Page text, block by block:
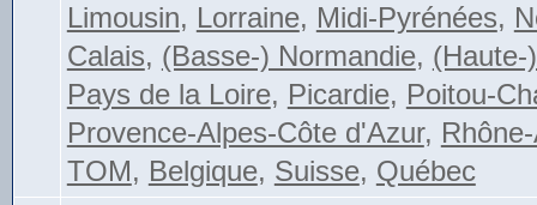
Limousin, Lorraine, Midi-Pyrénées,
Calais, (Basse-) Normandie, (Haute-
Pays de la Loire, Picardie, Poitou-
Provence-Alpes-Côte d'Azur,
TOM, Belgique, Suisse, Québec